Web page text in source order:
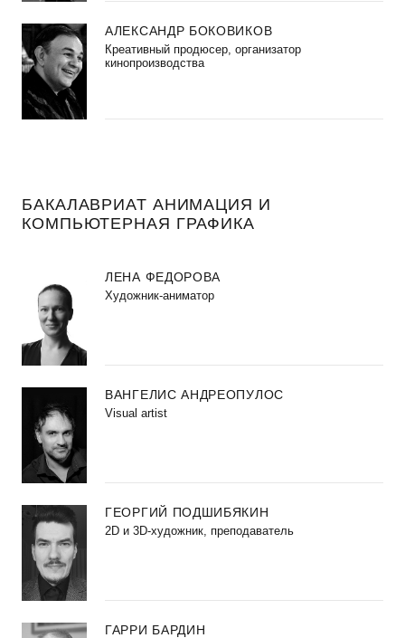
АЛЕКСАНДР БОКОВИКОВ
Креативный продюсер, организатор
кинопроизводства
БАКАЛАВРИАТ АНИМАЦИЯ И
КОМПЬЮТЕРНАЯ ГРАФИКА
ЛЕНА ФЕДОРОВА
Художник-аниматор
ВАНГЕЛИС АНДРЕОПУЛОС
Visual artist
ГЕОРГИЙ ПОДШИБЯКИН
2D и 3D-художник, преподаватель
ГАРРИ БАРДИН